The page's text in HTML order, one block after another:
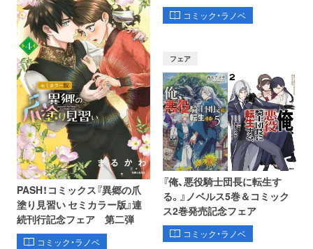
PASH！コミックス『異郷の爪
塗り見習い セミカラー版』連
続刊行記念フェア 第二弾
コミック・ラノベ
コミック・ラノベ
フェア
『俺、悪役騎士団長に転生す
る。』ノベルス5巻＆コミック
ス2巻発売記念フェア
コミック・ラノベ